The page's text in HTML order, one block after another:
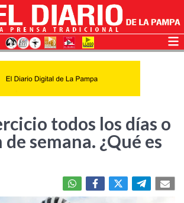
todos los días o
semana. ¿Qué es